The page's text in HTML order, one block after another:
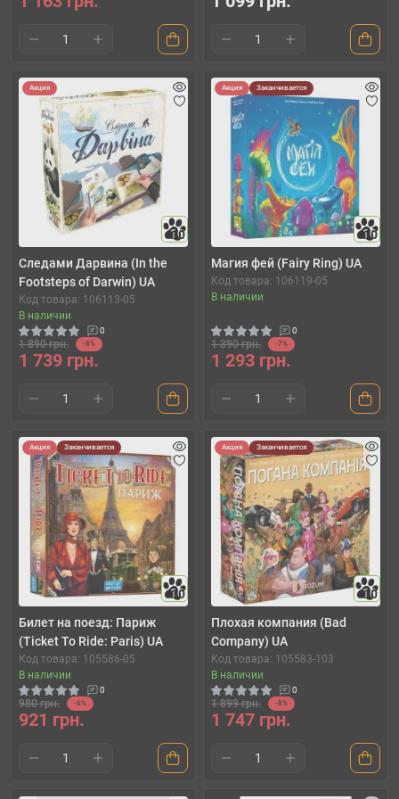
Акция
10
Следами Дарвина (In the
Footsteps of Darwin) UA
Код товара: 106113-05
В наличии
0
1 890 грн. -8%
1 739 грн.
Акция Заканчивается
10
Магия фей (Fairy Ring) UA
Код товара: 106119-05
В наличии
0
1 390 грн. -7%
1 293 грн.
Акция Заканчивается
10
Билет на поезд: Париж
(Ticket To Ride: Paris) UA
Код товара: 105586-05
В наличии
0
980 грн. -6%
921 грн.
Акция Заканчивается
10
Плохая компания (Bad
Company) UA
Код товара: 105583-103
В наличии
0
1 899 грн. -8%
1 747 грн.